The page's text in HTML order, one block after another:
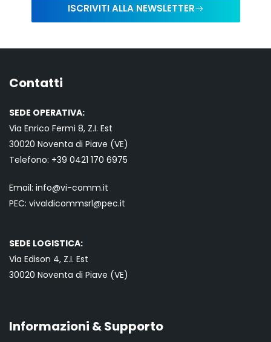
ISCRIVITI ALLA NEWSLETTER
Contatti
SEDE OPERATIVA:
Via Enrico Fermi 8, Z.I. Est
30020 Noventa di Piave (VE)
Telefono: +39 0421 170 6975
Email: info@vi-comm.it
PEC: vivaldicommsrl@pec.it
SEDE LOGISTICA:
Via Edison 4, Z.I. Est
30020 Noventa di Piave (VE)
Informazioni & Supporto